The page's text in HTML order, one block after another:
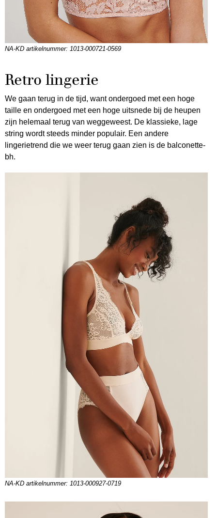
NA-KD artikelnummer: 1013-000721-0569
Retro lingerie
We gaan terug in de tijd, want ondergoed met een hoge
taille en ondergoed met een hoge uitsnede bij de heupen
zijn helemaal terug van weggeweest. De klassieke, lage
string wordt steeds minder populair. Een andere
lingerietrend die we weer terug gaan zien is de balconette-
bh.
NA-KD artikelnummer: 1013-000927-0719